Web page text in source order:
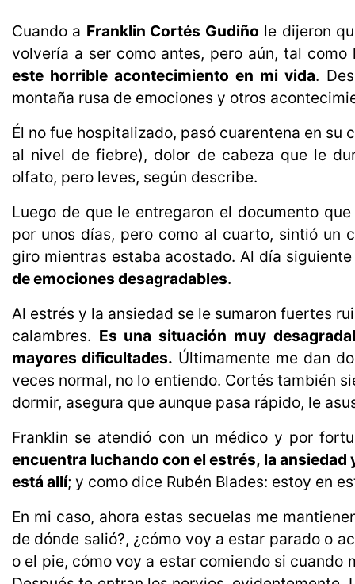
Cuando a Franklin Cortés Gudiño le dijeron
volvería a ser como antes, pero aún, tal
este horrible acontecimiento en mi vida.
montaña rusa de emociones y otros
Él no fue hospitalizado, pasó cuarentena en
al nivel de fiebre), dolor de cabeza que le
olfato, pero leves, según describe.
Luego de que le entregaron el documento
por unos días, pero como al cuarto, sintió un
giro mientras estaba acostado. Al día
de emociones desagradables.
Al estrés y la ansiedad se le sumaron fuertes
calambres.  Es una situación muy
mayores dificultades. Últimamente me dan
veces normal, no lo entiendo. Cortés también
dormir, asegura que aunque pasa rápido, le
Franklin se atendió con un médico y por
encuentra luchando con el estrés, la
está allí; y como dice Rubén Blades: estoy en
En mi caso, ahora estas secuelas me
de dónde salió?, ¿cómo voy a estar parado o
o el pie, cómo voy a estar comiendo si cuando